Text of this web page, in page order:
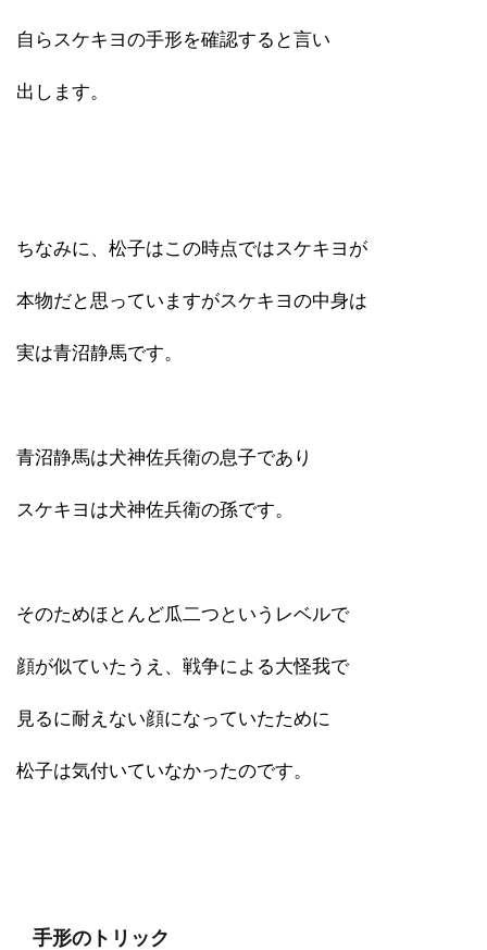
自らスケキヨの手形を確認すると言い
出します。
ちなみに、松子はこの時点ではスケキヨが
本物だと思っていますがスケキヨの中身は
実は青沼静馬です。
青沼静馬は犬神佐兵衛の息子であり
スケキヨは犬神佐兵衛の孫です。
そのためほとんど瓜二つというレベルで
顔が似ていたうえ、戦争による大怪我で
見るに耐えない顔になっていたために
松子は気付いていなかったのです。
手形のトリック